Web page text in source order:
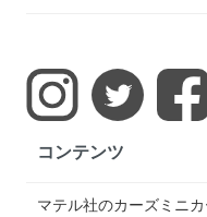
コンテンツ
マテル社のカーズミニ